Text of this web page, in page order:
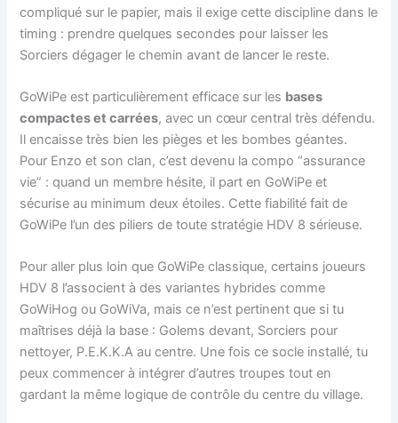
compliqué sur le papier, mais il exige cette discipline dans le
timing : prendre quelques secondes pour laisser les
Sorciers dégager le chemin avant de lancer le reste.
GoWiPe est particulièrement efficace sur les bases
compactes et carrées, avec un cœur central très défendu.
Il encaisse très bien les pièges et les bombes géantes.
Pour Enzo et son clan, c’est devenu la compo “assurance
vie” : quand un membre hésite, il part en GoWiPe et
sécurise au minimum deux étoiles. Cette fiabilité fait de
GoWiPe l’un des piliers de toute stratégie HDV 8 sérieuse.
Pour aller plus loin que GoWiPe classique, certains joueurs
HDV 8 l’associent à des variantes hybrides comme
GoWiHog ou GoWiVa, mais ce n’est pertinent que si tu
maîtrises déjà la base : Golems devant, Sorciers pour
nettoyer, P.E.K.K.A au centre. Une fois ce socle installé, tu
peux commencer à intégrer d’autres troupes tout en
gardant la même logique de contrôle du centre du village.